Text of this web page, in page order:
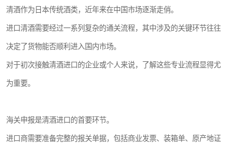
清酒作为日本传统酒类，近年来在中国市场逐渐走俏。
进口清酒需要经过一系列复杂的通关流程，其中涉及的关键环节往往
决定了货物能否顺利进入国内市场。
对于初次接触清酒进口的企业或个人来说，了解这些专业流程显得尤
为重要。
海关申报是清酒进口的首要环节。
进口商需要准备完整的报关单据，包括商业发票、装箱单、原产地证
国际灯具清关